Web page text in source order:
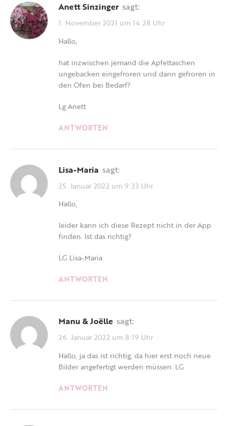
Anett Sinzinger sagt:
1. November 2021 um 14:28 Uhr
Hallo,
hat inzwischen jemand die Apfeltaschen
ungebacken eingefroren und dann gefroren in
den Ofen bei Bedarf?
Lg Anett
ANTWORTEN
Lisa-Maria sagt:
25. Januar 2022 um 9:33 Uhr
Hallo,
leider kann ich diese Rezept nicht in der App
finden. Ist das richtig?
LG Lisa-Maria
ANTWORTEN
Manu & Joëlle sagt:
26. Januar 2022 um 8:19 Uhr
Hallo, ja das ist richtig, da hier erst noch neue
Bilder angefertigt werden müssen. LG
ANTWORTEN